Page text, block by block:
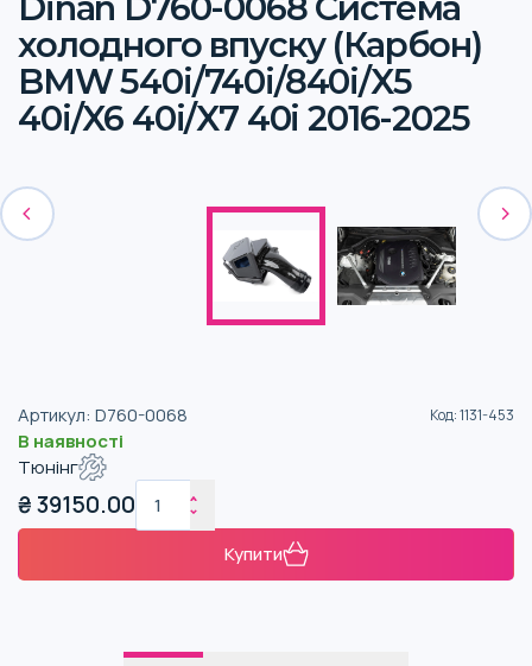
холодного впуску (Карбон)
BMW 540i/740i/840i/X5
40i/X6 40i/X7 40i 2016-2025
Артикул: D760-0068 Код:1131-453
В наявності
Тюнінг
₴39150.00
Купити